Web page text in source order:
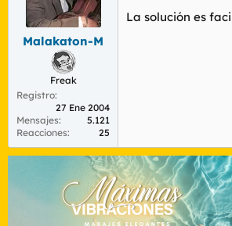
Malakaton-M
Freak
Registro
27 Ene 2004
Mensajes
5.121
Reacciones
25
La solución es